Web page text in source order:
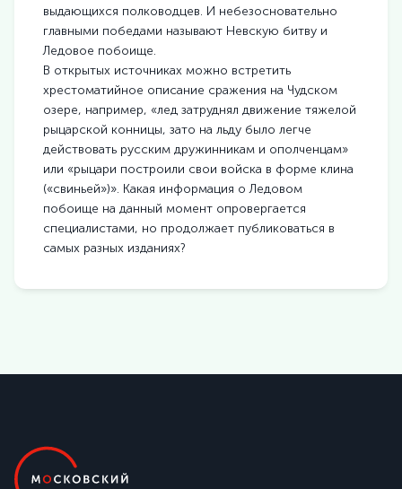
выдающихся полководцев. И небезосновательно
главными победами называют Невскую битву и
Ледовое побоище.
В открытых источниках можно встретить
хрестоматийное описание сражения на Чудском
озере, например, «лед затруднял движение тяжелой
рыцарской конницы, зато на льду было легче
действовать русским дружинникам и ополченцам»
или «рыцари построили свои войска в форме клина
(«свиньей»)». Какая информация о Ледовом
побоище на данный момент опровергается
специалистами, но продолжает публиковаться в
самых разных изданиях?